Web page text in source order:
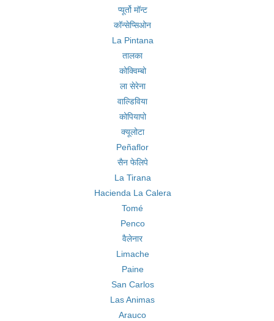
प्यूर्तो मॉन्ट
कॉन्सेप्सिओन
La Pintana
तालका
कोक्विम्बो
ला सेरेना
वाल्डिविया
कोपियापो
क्यूलोटा
Peñaflor
सैन फेलिपे
La Tirana
Hacienda La Calera
Tomé
Penco
वैलेनार
Limache
Paine
San Carlos
Las Animas
Arauco